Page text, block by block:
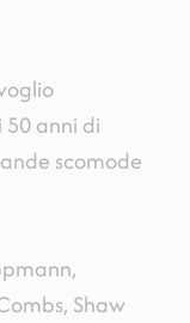
anni di
scomode
Shaw